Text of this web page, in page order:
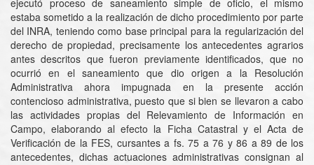
ejecutó proceso de saneamiento simple de oficio, el mismo
estaba sometido a la realización de dicho procedimiento por parte
del INRA, teniendo como base principal para la regularización del
derecho de propiedad, precisamente los antecedentes agrarios
antes descritos que fueron previamente identificados, que no
ocurrió en el saneamiento que dio origen a la Resolución
Administrativa ahora impugnada en la presente acción
contencioso administrativa, puesto que si bien se llevaron a cabo
las actividades propias del Relevamiento de Información en
Campo, elaborando al efecto la Ficha Catastral y el Acta de
Verificación de la FES, cursantes a fs. 75 a 76 y 86 a 89 de los
antecedentes, dichas actuaciones administrativas consignan al